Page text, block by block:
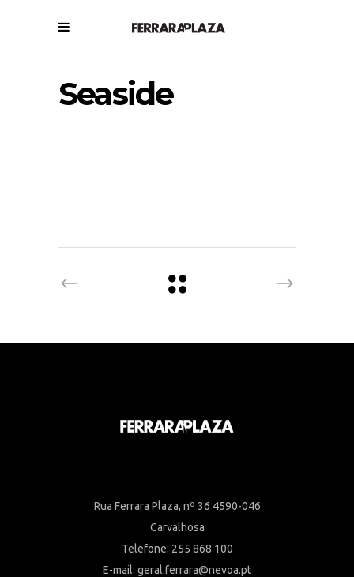
Seaside
Rua Ferrara Plaza, nº 36 4590-046
Carvalhosa
Telefone: 255 868 100
E-mail: geral.ferrara@nevoa.pt